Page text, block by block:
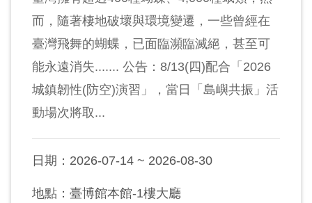
而，隨著棲地破壞與環境變遷，一些曾經在
臺灣飛舞的蝴蝶，已面臨瀕臨滅絕，甚至可
能永遠消失....... 公告：8/13(四)配合「2026
城鎮韌性(防空)演習」，當日「島嶼共振」活
動場次將取...
日期：2026-07-14 ~ 2026-08-30
地點：臺博館本館-1樓大廳